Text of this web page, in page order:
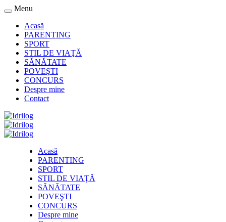
Menu
Acasă
PARENTING
SPORT
STIL DE VIAŢĂ
SĂNĂTATE
POVEŞTI
CONCURS
Despre mine
Contact
Acasă
PARENTING
SPORT
STIL DE VIAŢĂ
SĂNĂTATE
POVEŞTI
CONCURS
Despre mine